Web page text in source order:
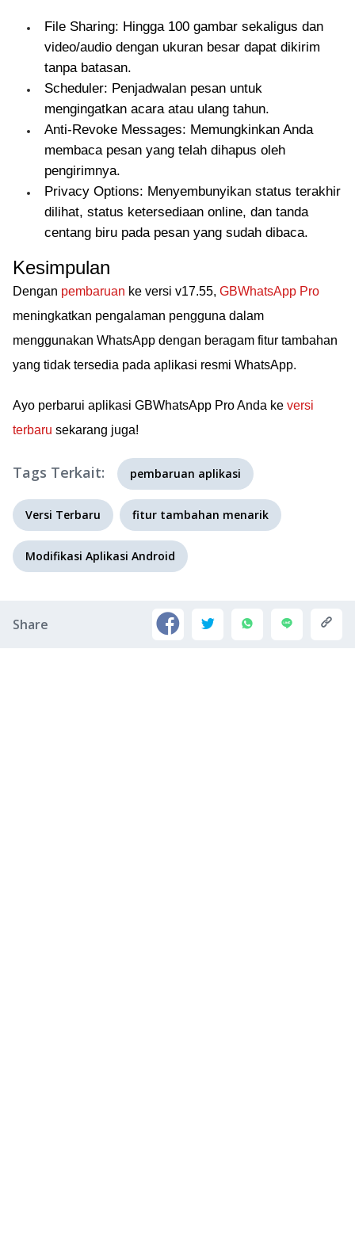
File Sharing: Hingga 100 gambar sekaligus dan
video/audio dengan ukuran besar dapat dikirim
tanpa batasan.
Scheduler: Penjadwalan pesan untuk
mengingatkan acara atau ulang tahun.
Anti-Revoke Messages: Memungkinkan Anda
membaca pesan yang telah dihapus oleh
pengirimnya.
Privacy Options: Menyembunyikan status terakhir
dilihat, status ketersediaan online, dan tanda
centang biru pada pesan yang sudah dibaca.
Kesimpulan
Dengan pembaruan ke versi v17.55, GBWhatsApp Pro
meningkatkan pengalaman pengguna dalam
menggunakan WhatsApp dengan beragam fitur tambahan
yang tidak tersedia pada aplikasi resmi WhatsApp.
Ayo perbarui aplikasi GBWhatsApp Pro Anda ke versi
terbaru sekarang juga!
Tags Terkait: pembaruan aplikasi
Versi Terbaru fitur tambahan menarik
Modifikasi Aplikasi Android
Share